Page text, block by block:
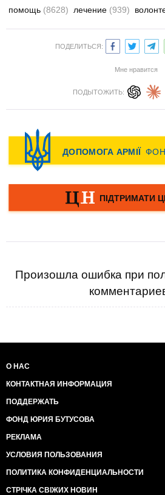
помощь (8628) лечение (939)
ПОДЕЛИТЬСЯ:
Мне нравится
ПОДЫТОЖИТЬ:
Произошла ошибка при
О НАС
КОНТАКТНАЯ ИНФОРМАЦИЯ
ПОДДЕРЖАТЬ
ФОНД ЮРИЯ БУТУСОВА
РЕКЛАМА
УСЛОВИЯ ПОЛЬЗОВАНИЯ
ПОЛИТИКА КОНФИДЕНЦИАЛЬНОСТИ
СТРІЧКА СВІЖИХ НОВИН